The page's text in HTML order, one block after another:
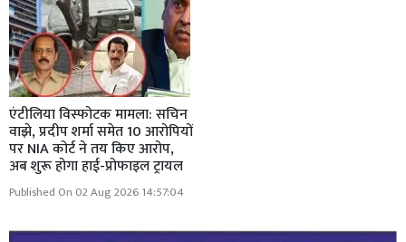
एंटीलिया विस्फोटक मामला: सचिन
वाझे, प्रदीप शर्मा समेत 10 आरोपियों
पर NIA कोर्ट ने तय किए आरोप,
अब शुरू होगा हाई-प्रोफाइल ट्रायल
Published On 02 Aug 2026 14:57:04